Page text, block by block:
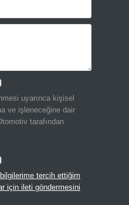
uyarınca kişisel
ve işleneceğine dair
tarafından
tercih ettiğim
için ileti göndermesini